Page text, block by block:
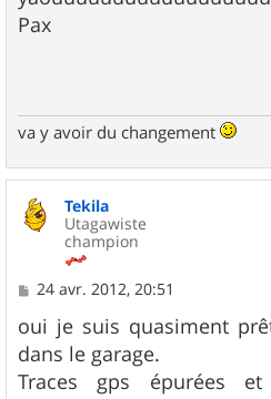
Pax
va y avoir du changement
Tekila
Utagawiste
champion
M
s
s
a
g
e
24 avr. 2012, 20:51
oui je suis quasiment
dans le garage.
Traces gps épurées